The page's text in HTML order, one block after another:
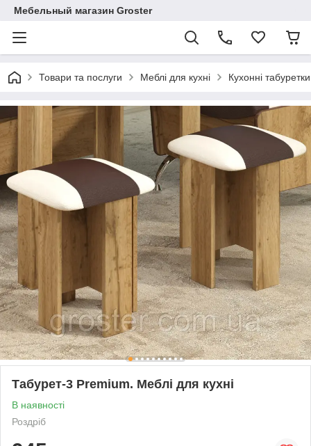
Мебельный магазин Groster
Товари та послуги Меблі для кухні Кухонні табуретки
Табурет-3 Premium. Меблі для кухні
В наявності
Роздріб